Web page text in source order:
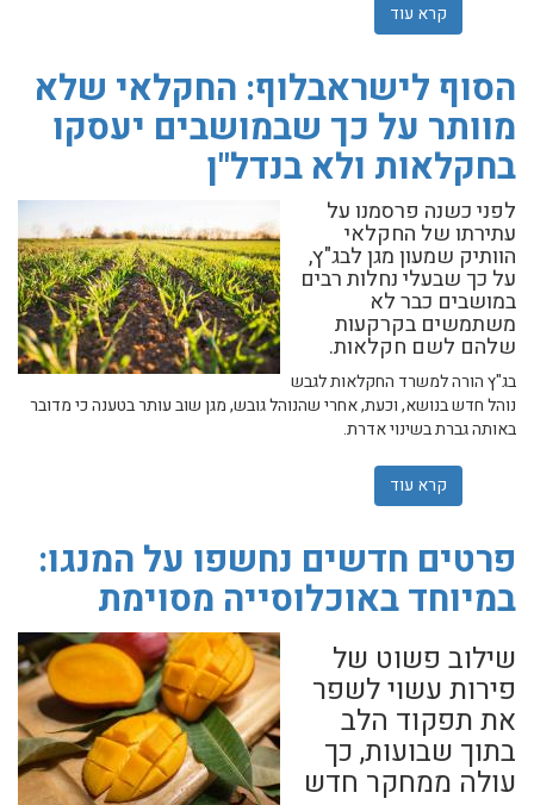
קרא עוד
הסוף לישראבלוף: החקלאי שלא
מוותר על כך שבמושבים יעסקו
בחקלאות ולא בנדל"ן
לפני כשנה פרסמנו על
עתירתו של החקלאי
הוותיק שמעון מגן לבג"ץ,
על כך שבעלי נחלות רבים
במושבים כבר לא
משתמשים בקרקעות
שלהם לשם חקלאות.
בג"ץ הורה למשרד החקלאות לגבש
נוהל חדש בנושא, וכעת, אחרי שהנוהל גובש, מגן שוב עותר בטענה כי מדובר
באותה גברת בשינוי אדרת.
קרא עוד
פרטים חדשים נחשפו על המנגו:
במיוחד באוכלוסייה מסוימת
שילוב פשוט של
פירות עשוי לשפר
את תפקוד הלב
בתוך שבועות, כך
עולה ממחקר חדש